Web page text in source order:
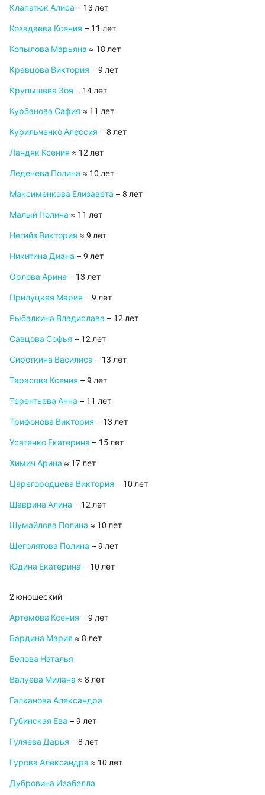
Клапатюк Алиса – 13 лет
Козадаева Ксения – 11 лет
Копылова Марьяна ≈ 18 лет
Кравцова Виктория – 9 лет
Крупышева Зоя – 14 лет
Курбанова Сафия ≈ 11 лет
Курильченко Алессия – 8 лет
Ландяк Ксения ≈ 12 лет
Леденева Полина ≈ 10 лет
Максименкова Елизавета – 8 лет
Малый Полина ≈ 11 лет
Негийз Виктория ≈ 9 лет
Никитина Диана – 9 лет
Орлова Арина – 13 лет
Прилуцкая Мария – 9 лет
Рыбалкина Владислава – 12 лет
Савцова Софья – 12 лет
Сироткина Василиса – 13 лет
Тарасова Ксения – 9 лет
Терентьева Анна – 11 лет
Трифонова Виктория – 13 лет
Усатенко Екатерина – 15 лет
Химич Арина ≈ 17 лет
Царегородцева Виктория – 10 лет
Шаврина Алина – 12 лет
Шумайлова Полина ≈ 10 лет
Щеголятова Полина – 9 лет
Юдина Екатерина – 10 лет
2 юношеский
Артемова Ксения – 9 лет
Бардина Мария ≈ 8 лет
Белова Наталья
Валуева Милана ≈ 8 лет
Галканова Александра
Губинская Ева – 9 лет
Гуляева Дарья – 8 лет
Гурова Александра ≈ 10 лет
Дубровина Изабелла